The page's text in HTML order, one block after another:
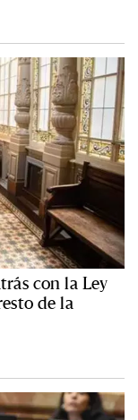
con la Ley
de la